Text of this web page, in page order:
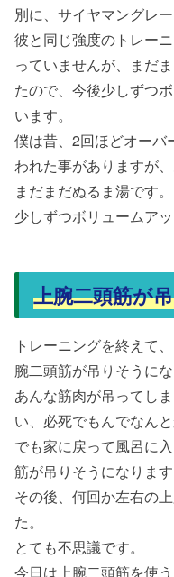
別に、サイヤマングレ
彼と同じ強度のトレー
っていませんが、まだ
たので、今後少しずつ
います。
僕は昔、2回ほどオーバ
われた事がありますが
まだまだぬるま湯です。
少しずつボリュームア
上腕二頭筋が
トレーニングを終えて
腕二頭筋が吊りそうにな
あんな筋肉が吊ってし
い、必死でもんでなん
でも家に戻って風呂に
筋が吊りそうになります
その後、何回か左右の
た。
とても不思議です。
今日は上腕二頭筋を使